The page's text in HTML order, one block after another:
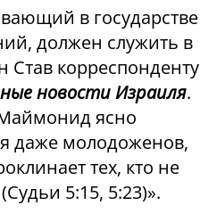
в государстве
должен служить в
Став корреспонденту
новости Израиля.
Маймонид ясно
даже молодоженов,
тех, кто не
5:15, 5:23)».